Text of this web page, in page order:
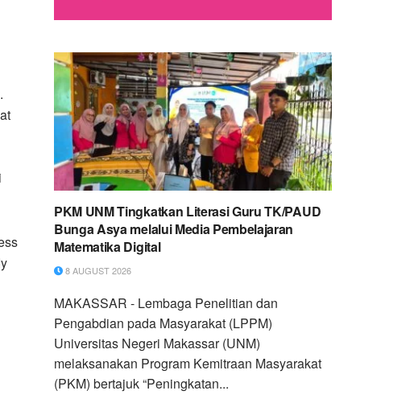
PKM UNM Tingkatkan Literasi Guru TK/PAUD
Bunga Asya melalui Media Pembelajaran
Matematika Digital
8 AUGUST 2026
MAKASSAR - Lembaga Penelitian dan
Pengabdian pada Masyarakat (LPPM)
Universitas Negeri Makassar (UNM)
melaksanakan Program Kemitraan Masyarakat
(PKM) bertajuk “Peningkatan...